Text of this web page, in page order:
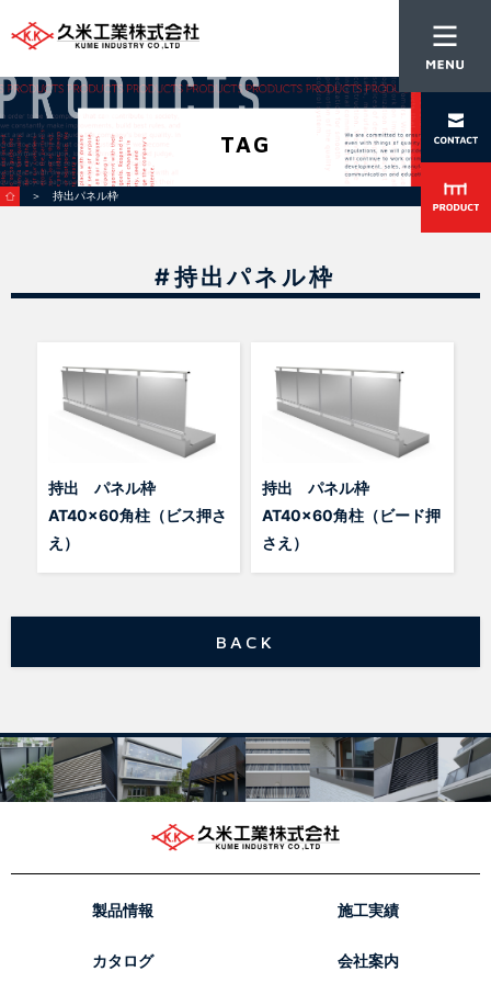
TAG
＞ 持出パネル枠
#持出パネル枠
持出 パネル枠
AT40x60角柱（ビス押さ
え）
持出 パネル枠
AT40x60角柱（ビード押
さえ）
BACK
製品情報 施工実績
カタログ 会社案内